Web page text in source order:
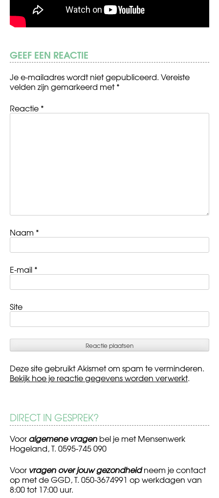
GEEF EEN REACTIE
Je e-mailadres wordt niet gepubliceerd. Vereiste
velden zijn gemarkeerd met*
Reactie *
Naam *
E-mail *
Site
Deze site gebruikt Akismet om spam te verminderen.
Bekijk hoe je reactie gegevens worden verwerkt.
DIRECT IN GESPREK?
Voor algemene vragen bel je met Mensenwerk
Hogeland, T. 0595-745 090
Voor vragen over jouw gezondheidneem je contact
op met de GGD, T. 050-3674991 op werkdagen van
8:00 tot 17:00 uur.